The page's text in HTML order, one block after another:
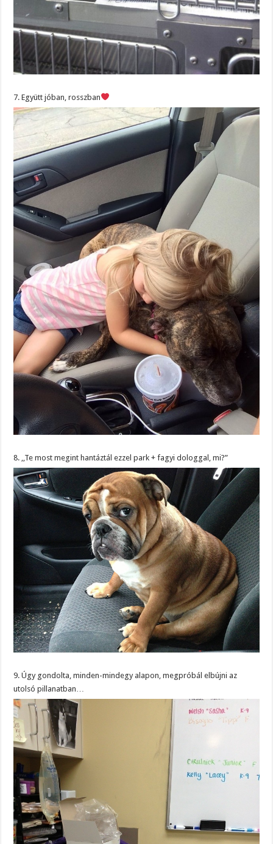
7. Együtt jóban, rosszban
8. ,,Te most megint hantáztál ezzel park + fagyi dologgal, mi?”
9. Úgy gondolta, minden-mindegy alapon, megpróbál elbújni az
utolsó pillanatban…